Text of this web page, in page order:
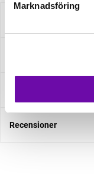
Marknadsföring
Recensioner